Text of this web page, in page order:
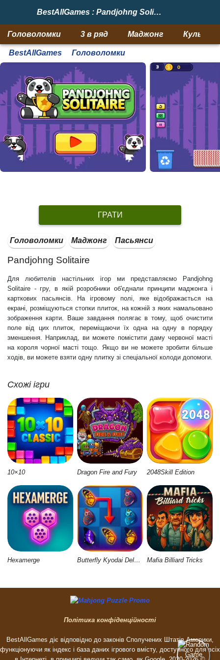
BestAllGames : Pandjohng Solitaire
Головоломки 3 в ряд Маджонг Кульки
BestAllGames Головоломки
ГРАТИ
Головоломки Маджонг Пасьянси
Pandjohng Solitaire
Для любителів настільних ігор ми представляємо Pandjohng
Solitaire - гру, в якій розробники об'єднали принципи маджонга і
карткових пасьянсів. На ігровому полі, яке відображається на
екрані, розміщуються стопки плиток, на кожній з яких намальовано
зображення карти. Ваше завдання полягає в тому, щоб очистити
поле від цих плиток, переміщаючи їх одна на одну в порядку
зменшення. Наприклад, ви можете помістити даму червоної масті
на короля чорної масті тощо. Якщо ви не можете зробити більше
ходів, ви можете взяти одну плитку зі спеціальної колоди допомоги.
Схожі ігри
10×10 Dragon Fire and Fury 2048Skill Edition
Hexamerge Butterfly Kyodai Deluxe 2 Mafia Billiard Tricks
Політика конфіденційності
BestAllGames діє відповідно до законів Сполучених Штатів Америки,
функціонуючи як індекс і база даних ігрового вмісту, доступного для всіх